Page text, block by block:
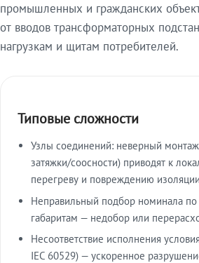
промышленных и гражданских
от вводов трансформаторных
нагрузкам и щитам потребителей.
Типовые сложности
Узлы соединений: неверный
затяжки/соосности) приводят к
перегреву и повреждению
Неправильный подбор номинала по
габаритам — недобор или
Несоответствие исполнения
IEC 60529) — ускоренное